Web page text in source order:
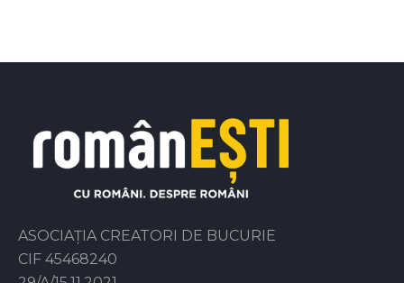
ASOCIAȚIA CREATORI DE BUCURIE
CIF 45468240